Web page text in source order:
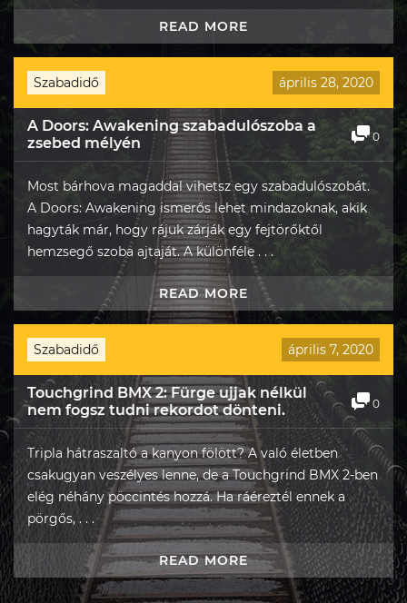
READ MORE
Szabadidő április 28, 2020
A Doors: Awakening szabadulószoba a
zsebed mélyén
0
Most bárhova magaddal vihetsz egy szabadulószobát.
A Doors: Awakening ismerős lehet mindazoknak, akik
hagyták már, hogy rájuk zárják egy fejtörőktől
hemzsegő szoba ajtaját. A különféle . . .
READ MORE
Szabadidő április 7, 2020
Touchgrind BMX 2: Fürge ujjak nélkül
nem fogsz tudni rekordot dönteni.
0
Tripla hátraszaltó a kanyon fölött? A való életben
csakugyan veszélyes lenne, de a Touchgrind BMX 2-ben
elég néhány pöccintés hozzá. Ha ráéreztél ennek a
pörgős, . . .
READ MORE